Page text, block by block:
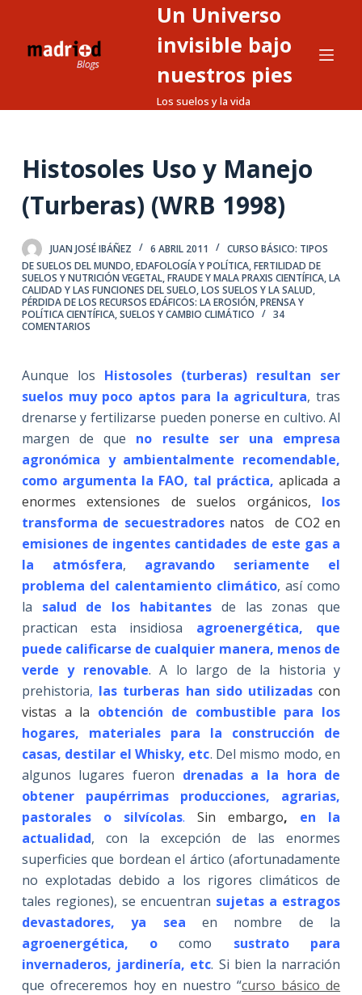
o
e
n
d
Un Universo
invisible bajo
nuestros pies
Los suelos y la vida
Histosoles Uso y Manejo
(Turberas) (WRB 1998)
JUAN JOSÉ IBÁÑEZ 6 ABRIL 2011
CURSO BÁSICO: TIPOS
DE SUELOS DEL MUNDO,EDAFOLOGÍA Y POLÍTICA,FERTILIDAD DE
SUELOS Y NUTRICIÓN VEGETAL,FRAUDE Y MALA PRAXIS CIENTÍFICA,LA
CALIDAD Y LAS FUNCIONES DEL SUELO,LOS SUELOS Y LA SALUD,
PÉRDIDA DE LOS RECURSOS EDÁFICOS: LA EROSIÓN,PRENSA Y
POLÍTICA CIENTÍFICA,SUELOS Y CAMBIO CLIMÁTICO
34
COMENTARIOS
Aunque los Histosoles (turberas) resultan ser
suelos muy poco aptos para la agricultura, tras
drenarse y fertilizarse pueden ponerse en cultivo. Al
margen de que no resulte ser una empresa
agronómica y ambientalmente recomendable,
como argumenta la FAO, tal práctica,aplicada a
enormes extensiones de suelos orgánicos, los
transforma de secuestradoresnatos de CO2 en
emisiones de ingentes cantidades de este gas a
la atmósfera, agravando seriamente el
problema del calentamiento climático, así como
la
salud de los habitantes de las zonas que
practican esta insidiosa agroenergética, que
puede calificarse de cualquier manera, menos de
verde y renovable. A lo largo de la historia y
prehistoria, las turberas han sido utilizadascon
vistas a la obtención de combustible para los
hogares, materiales para la construcción de
casas, destilar el Whisky, etc. Del mismo modo, en
algunos lugares fueron drenadas a la hora de
obtener paupérrimas producciones, agrarias,
pastorales o silvícolas. Sin embargo,
en la
actualidad, con la excepción de las enormes
superficies que bordean el ártico (afortunadamente
no explotadas debido a los rigores climáticos de
tales regiones), se encuentran sujetas a estragos
devastadores, ya sea
en nombre de la
agroenergética, o como sustrato para
invernaderos, jardinería, etc. Si bien la narración
que ofreceremos hoy en nuestro “curso básico de